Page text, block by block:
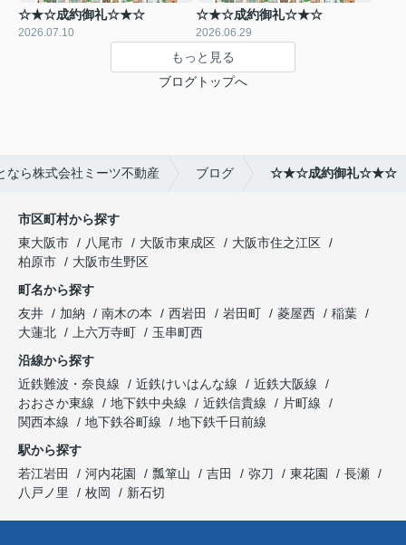
☆★☆成約御礼☆★☆
2026.07.10
☆★☆成約御礼☆★☆
2026.06.29
もっと見る
ブログトップへ
なら株式会社ミーツ不動産 ブログ ☆★☆成約御礼☆★☆
市区町村から探す
東大阪市
八尾市 大阪市東成区
大阪市住之江区
柏原市
大阪市生野区
町名から探す
友井
加納 南木の本 西岩田 岩田町 菱屋西
稲葉
大蓮北
上六万寺町
玉串町西
沿線から探す
近鉄難波・奈良線
近鉄けいはんな線
近鉄大阪線
おおさか東線
地下鉄中央線 近鉄信貴線
片町線
関西本線
地下鉄谷町線
地下鉄千日前線
駅から探す
若江岩田
河内花園 瓢箪山 吉田 弥刀 東花園
長瀬
八戸ノ里
枚岡 新石切